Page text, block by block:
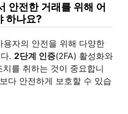
안전한 거래를 위해 어
하나요?
용자의 안전을 위해 다양한
. 2단계 인증(2FA) 활성화와
를 취하는 것이 중요합니
다 안전하게 보호할 수 있습